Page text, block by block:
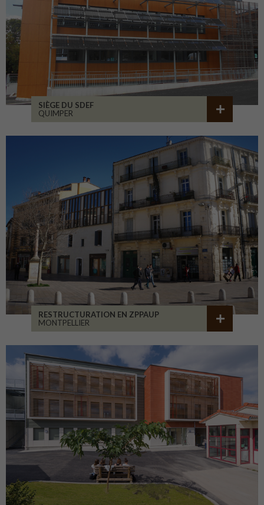
SIÈGE DU SDEF
QUIMPER
RESTRUCTURATION EN ZPPAUP
MONTPELLIER